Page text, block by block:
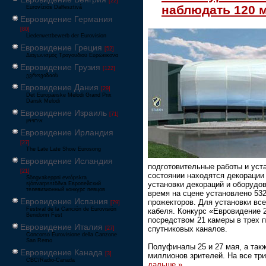
Eurovíziós Dalfesztivá
Евровидение Германия
[80]
Liederwettbewerb der Eurovision
Евровидение Греция [52]
Διαγωνισμός Τραγουδιού Ευρώεικονα
Евровидение Грузия [122]
ევროვიზიის
Евровидение Дания [29]
Det Europæiske Melodi Grand Prix
Dansk Melodi
Евровидение Израиль [71]
‏אירוויזיון
Евровидение Ирландия
[27]
The Late Late Show Eurosong
Евровидение Исландия
[21]
Söngvakeppni evrópskra
sjónvarpsstöðva Европейский
телевизионный конкурс певцов
Евровидение Испания [79]
Festival de la Canción de Eurovisión
Benidorm Fest
Евровидение Италия [27]
Concorso Eurovisione della Canzone
San Remo
Евровидение Канада [3]
CBC/Radio-Canada
наблюдать 120
подготовительные работы и
состоянии находятся
установки декораций и
время на сцене установлено
прожекторов. Для установки
кабеля. Конкурс «Евровидение
посредством 21 камеры в трех
спутниковых каналов.
Полуфиналы 25 и 27 мая, а
миллионов зрителей. На все